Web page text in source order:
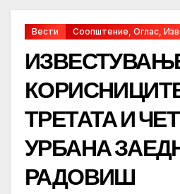
Вести Соопштение, Оглас,
ТРЕТАТА И
УРБАНА
РАДОВИШ